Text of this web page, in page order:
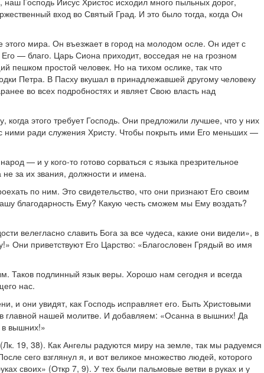
вход во Святый Град. И это было тогда, когда Он
мира. Он въезжает в город на молодом осле. Он идет с
— благо. Царь Сиона приходит, восседая не на грозном
пешком простой человек. Но на тихом ослике, так что
Петра. В Пасху вкушал в принадлежавшей другому человеку
во всех подробностях и являет Свою власть над
этого требует Господь. Они предложили лучшее, что у них
ними ради служения Христу. Чтобы покрыть ими Его меньших —
— и у кого-то готово сорваться с языка презрительное
за их звания, должности и имена.
по ним. Это свидетельство, что они признают Его своим
благодарность Ему? Какую честь сможем мы Ему воздать?
велегласно славить Бога за все чудеса, какие они видели», в
Они приветствуют Его Царство: «Благословен Грядый во имя
Таков подлинный язык веры. Хорошо нам сегодня и всегда
нас.
и они увидят, как Господь исправляет его. Быть Христовыми
главной нашей молитве. И добавляем: «Осанна в вышних! Да
вышних!»
19, 38). Как Ангелы радуются миру на земле, так мы радуемся
сего взглянул я, и вот великое множество людей, которого
своих» (Откр 7, 9). У тех были пальмовые ветви в руках и у